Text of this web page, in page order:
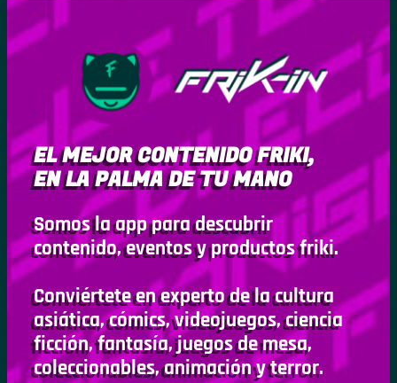
EL MEJOR CONTENIDO FRIKI,
EN LA PALMA DE TU MANO
Somos la app para descubrir
contenido, eventos y productos friki.
Conviértete en experto de la cultura
asiática, cómics, videojuegos, ciencia
ficción, fantasía, juegos de mesa,
coleccionables, animación y terror.